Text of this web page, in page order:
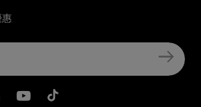
惠
Kong
Instagram
Hong Kong
Belkin Youtube
Belkin TikTok